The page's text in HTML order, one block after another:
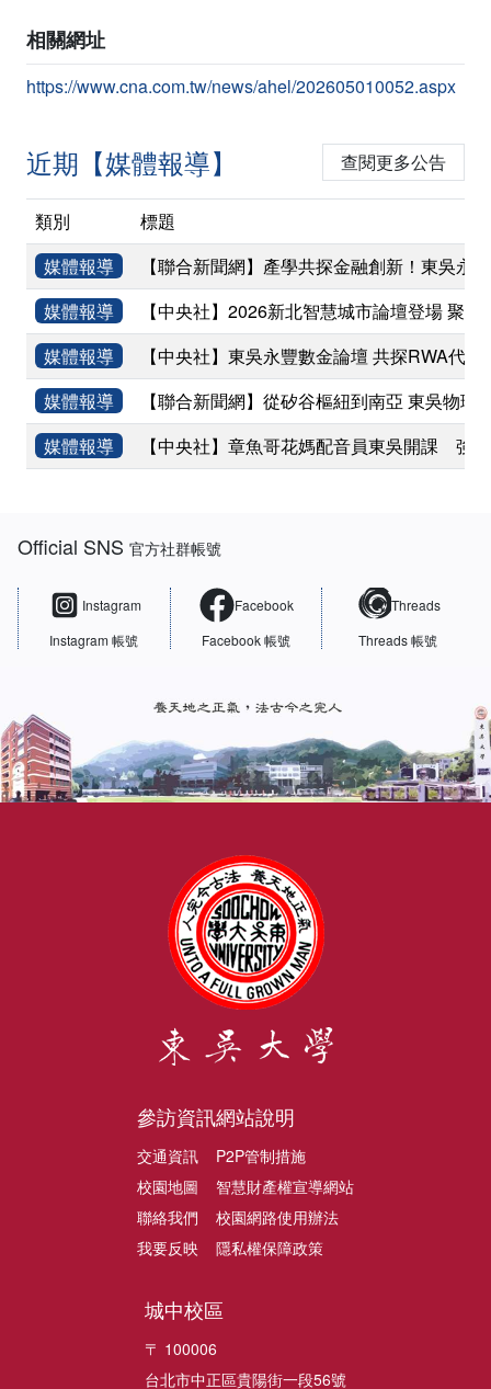
相關網址
https://www.cna.com.tw/news/ahel/202605010052.aspx
近期【媒體報導】 查閱更多公告
類別
標題
媒體報導
【聯合新聞網】產學共探金融創新！東吳
媒體報導
【中央社】2026新北智慧城市論壇登場 聚
媒體報導
【中央社】東吳永豐數金論壇 共探RWA代幣
媒體報導
【聯合新聞網】從矽谷樞紐到南亞 東吳物理
媒體報導
【中央社】章魚哥花媽配音員東吳開課 強
Official SNS官方社群帳號
Instagram
Instagram 帳號
Facebook
Facebook 帳號
Threads
Threads 帳號
參訪資訊
交通資訊
校園地圖
聯絡我們
我要反映
網站說明
P2P管制措施
智慧財產權宣導網站
校園網路使用辦法
隱私權保障政策
城中校區
〒 100006
台北市中正區貴陽街一段56號